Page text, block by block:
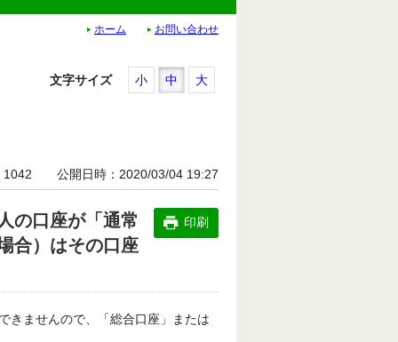
ホーム お問い合わせ
文字サイズ 小 中 大
1042 公開日時 2020/03/04 19:27
の口座が「通常
合）はその口座
印刷
きませんので、「総合口座」または